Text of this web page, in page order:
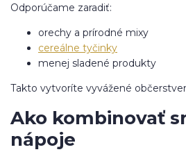
Odporúčame zaradiť:
orechy a prírodné mixy
cereálne tyčinky
menej sladené produkty
Takto vytvoríte vyvážené
Ako kombinovať
nápoje